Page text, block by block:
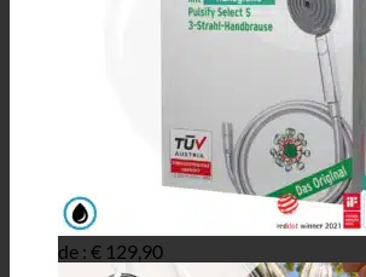
de : € 129,90